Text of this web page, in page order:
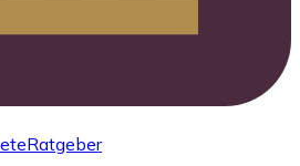
Ratgeber